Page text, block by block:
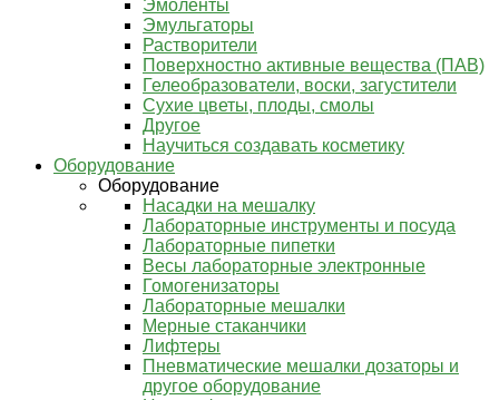
Эмоленты
Эмульгаторы
Растворители
Поверхностно активные вещества (ПАВ)
Гелеобразователи, воски, загустители
Сухие цветы, плоды, смолы
Другое
Научиться создавать косметику
Оборудование
Оборудование
Насадки на мешалку
Лабораторные инструменты и посуда
Лабораторные пипетки
Весы лабораторные электронные
Гомогенизаторы
Лабораторные мешалки
Мерные стаканчики
Лифтеры
Пневматические мешалки дозаторы и
другое оборудование